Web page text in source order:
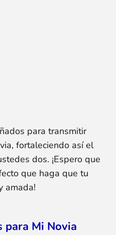
para transmitir
fortaleciendo así el
dos. ¡Espero que
que haga que tu
amada!
para Mi Novia